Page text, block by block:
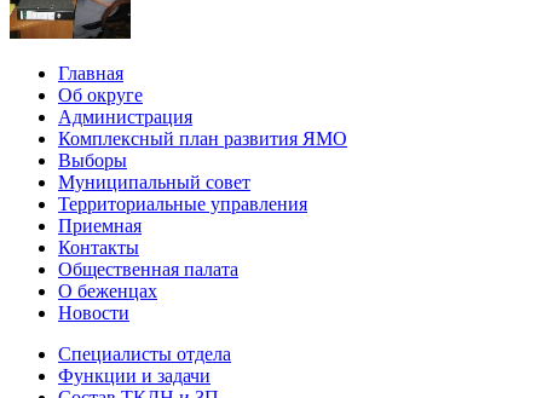
Главная
Об округе
Администрация
Комплексный план развития ЯМО
Выборы
Муниципальный совет
Территориальные управления
Приемная
Контакты
Общественная палата
О беженцах
Новости
Специалисты отдела
Функции и задачи